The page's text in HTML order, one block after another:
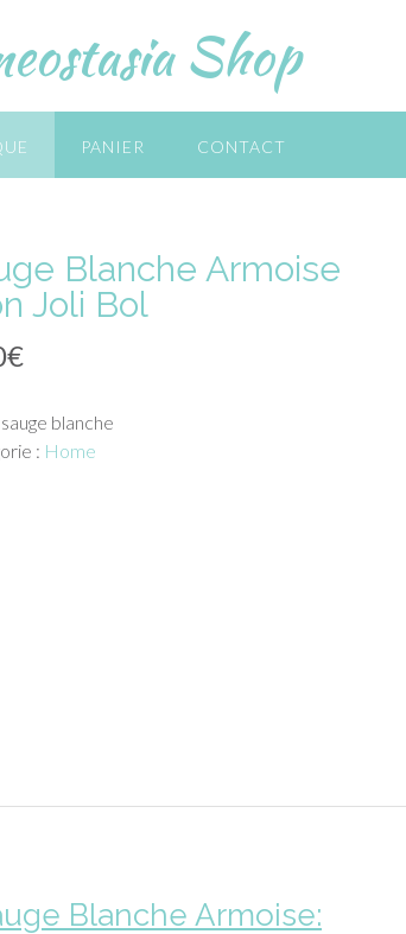
Shop
PANIER CONTACT
Blanche Armoise
Joli Bol
€
sauge blanche
: Home
Blanche Armoise: